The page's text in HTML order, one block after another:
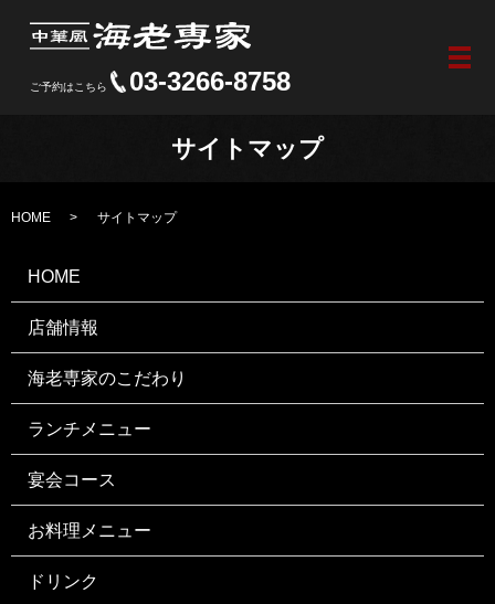
ご予約はこちら 03-3266-8758
メ
サイトマップ
HOME サイトマップ
HOME
店舗情報
海老専家のこだわり
ランチメニュー
宴会コース
お料理メニュー
ドリンク